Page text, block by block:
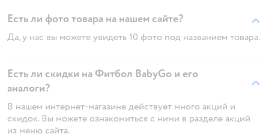
Есть ли фото товара на нашем сайте?
Да, у нас вы можете увидеть 10 фото под названием товара.
Есть ли скидки на Фитбол BabyGo и его
аналоги?
В нашем интернет-магазине действует много акций и
скидок. Вы можете ознакомиться с ними в разделе акций
из меню сайта.